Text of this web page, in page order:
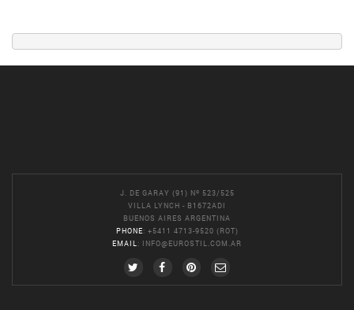
J. DE GARAY (91) Nº 523/525
VILLA LYNCH - B1672ADI
BUENOS AIRES ARGENTINA
PHONE: +5411 4713-9520 (ROT)
EMAIL : INFO@EUROSTIL.COM.AR